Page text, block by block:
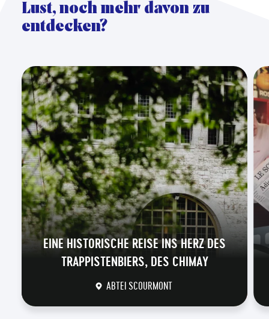
Lust, noch mehr davon zu
entdecken?
EINE HISTORISCHE REISE INS HERZ DES
TRAPPISTENBIERS, DES CHIMAY
ABTEI SCOURMONT